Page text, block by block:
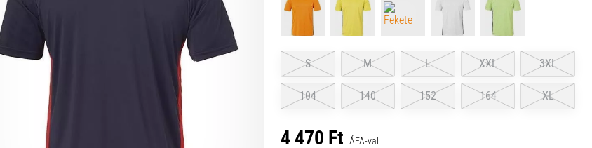
S M L XXL 3XL
104 140 152 164 XL
4 470 Ft ÁFA-val